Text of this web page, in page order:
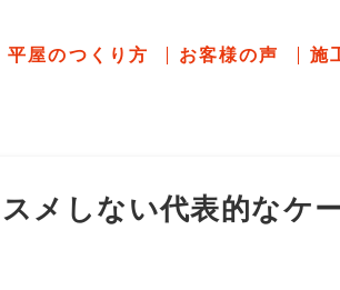
平屋のつくり方 お客様の声 施
メしない代表的なケ